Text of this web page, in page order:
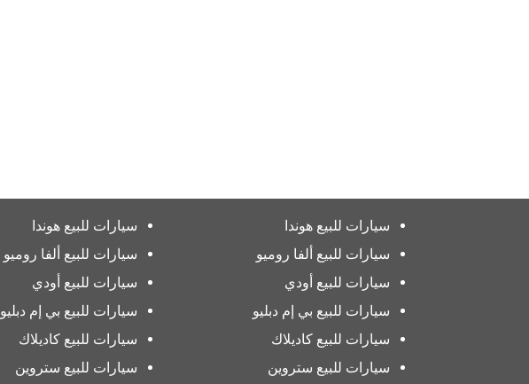
سيارات للبيع هوندا
سيارات للبيع ألفا روميو
سيارات للبيع أودي
سيارات للبيع بي إم دبليو
سيارات للبيع كاديلاك
سيارات للبيع ستروين
سيارات للبيع هوندا
سيارات للبيع ألفا روميو
سيارات للبيع أودي
سيارات للبيع بي إم دبليو
سيارات للبيع كاديلاك
سيارات للبيع ستروين